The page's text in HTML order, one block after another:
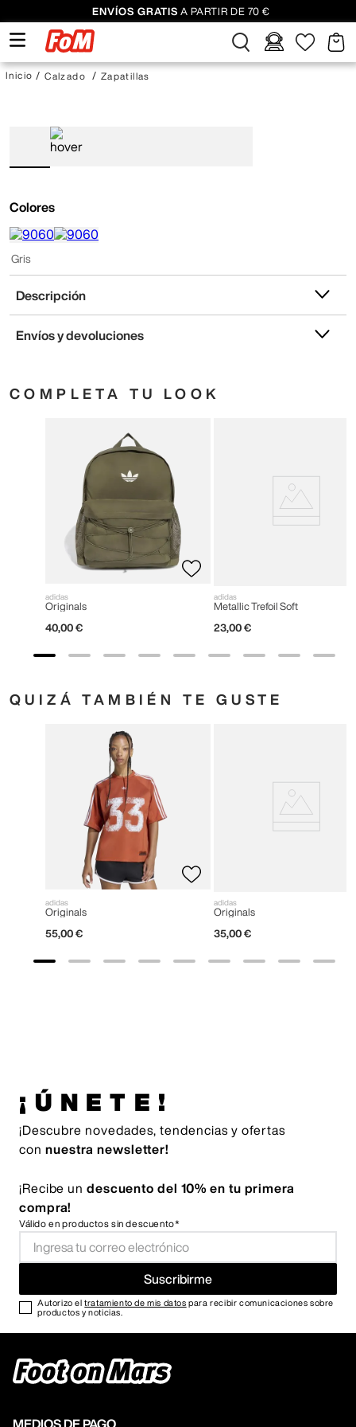
ENVÍOS GRATIS A PARTIR DE 70 €
Calzado Zapatillas
Colores
Gris
Descripción
Envíos y devoluciones
COMPLETA TU LOOK
adidas
Originals
40,00 €
adidas
Metallic Trefoil Soft
23,00 €
QUIZÁ TAMBIÉN TE GUSTE
adidas
Originals
55,00 €
adidas
Originals
35,00 €
¡ÚNETE!
¡Descubre novedades, tendencias y ofertas
con nuestra newsletter!
¡Recibe un descuento del 10% en tu primera
compra!
Válido en productos sin descuento*
Suscribirme
Autorizo eltratamiento de mis datos para recibir comunicaciones sobre
productos y noticias.
MEDIOS DE PAGO